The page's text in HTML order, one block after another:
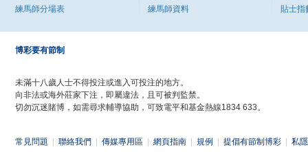
練馬師分場表
練馬師資料
貼士指
博彩要有節制
未滿十八歲人士不得投注或進入可投注的地方。
向非法或海外莊家下注，即屬違法，且可被判監禁。
切勿沉迷賭博，如需尋求輔導協助，可致電平和基金熱線1834 633。
常見問題 聯絡我們 傳媒專用區 網頁指南 規例 提倡有節制博彩 私